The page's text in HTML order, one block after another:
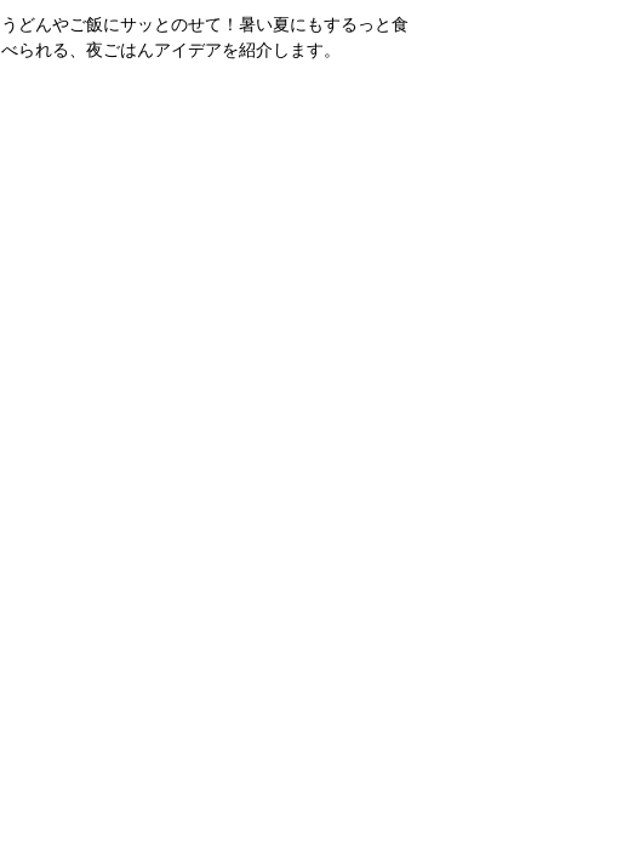
うどんやご飯にサッとのせて！暑い夏にもするっと食
べられる、夜ごはんアイデアを紹介します。